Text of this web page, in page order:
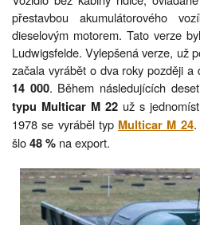
přestavbou akumulátorového
dieselovým motorem. Tato verze
Ludwigsfelde. Vylepšená verze, už
začala vyrábět o dva roky později
14 000. Během následujících
typu Multicar M 22 už s
1978 se vyráběl typ Multicar M 24
šlo48 % na export.